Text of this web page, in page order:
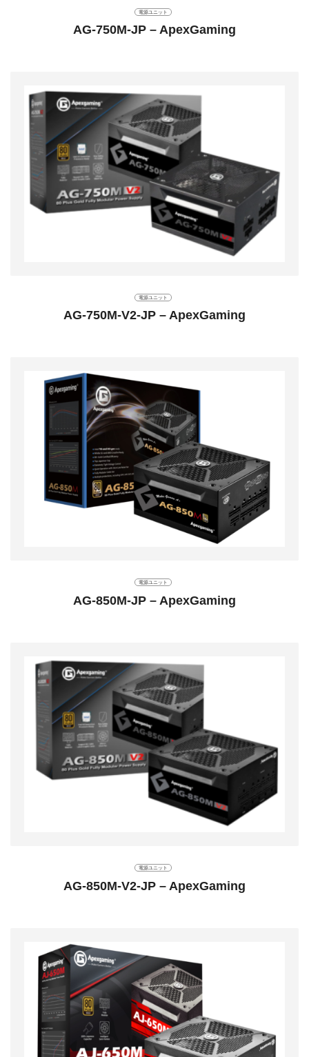
電源ユニット
AG-750M-JP – ApexGaming
電源ユニット
AG-750M-V2-JP – ApexGaming
電源ユニット
AG-850M-JP – ApexGaming
電源ユニット
AG-850M-V2-JP – ApexGaming